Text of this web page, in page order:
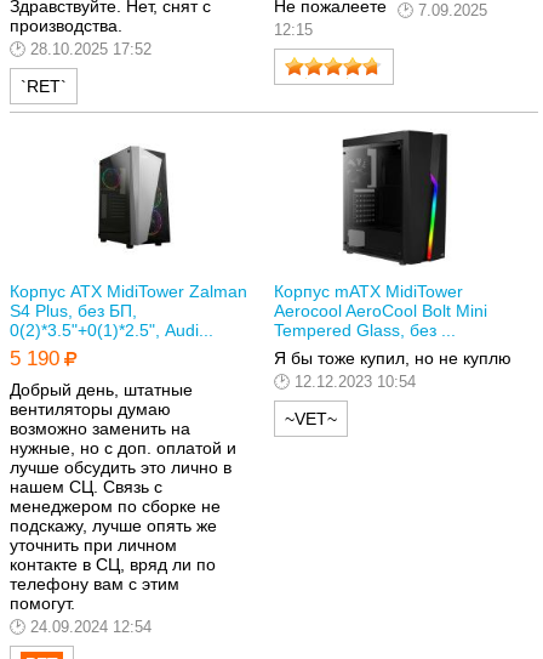
Здравствуйте. Нет, снят с
производства.
28.10.2025 17:52
`RET`
Не пожалеете
7.09.2025
12:15
Корпус ATX MidiTower Zalman
S4 Plus, без БП,
0(2)*3.5"+0(1)*2.5", Audi...
5 190
Добрый день, штатные
вентиляторы думаю
возможно заменить на
нужные, но с доп. оплатой и
лучше обсудить это лично в
нашем СЦ. Связь с
менеджером по сборке не
подскажу, лучше опять же
уточнить при личном
контакте в СЦ, вряд ли по
телефону вам с этим
помогут.
24.09.2024 12:54
Корпус mATX MidiTower
Aerocool AeroCool Bolt Mini
Tempered Glass, без ...
Я бы тоже купил, но не куплю
12.12.2023 10:54
~VET~